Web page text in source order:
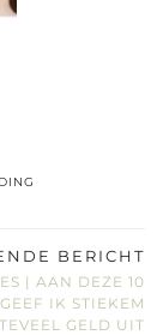
BERICHT
| AAN DEZE 10
IK STIEKEM
TEVEEL GELD UIT